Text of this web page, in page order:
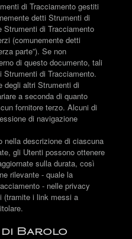
di Tracciamento gestiti
detti Strumenti di
Strumenti di Tracciamento
(comunemente detti
parte”). Se non
di questo documento, tali
di Tracciamento.
degli altri Strumenti di
a seconda di quanto
fornitore terzo. Alcuni di
di navigazione
nella descrizione di ciascuna
gli Utenti possono ottenere
sulla durata, così
rilevante - quale la
- nelle privacy
(tramite i link messi a
di Barolo